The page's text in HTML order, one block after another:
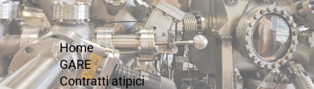
Home
GARE
Contratti atipici